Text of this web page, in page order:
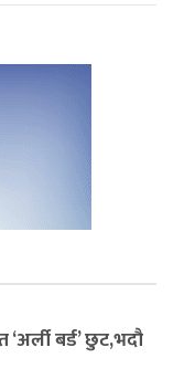
बर्ड’ छुट,भदौ